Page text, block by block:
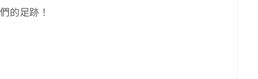
的足跡！